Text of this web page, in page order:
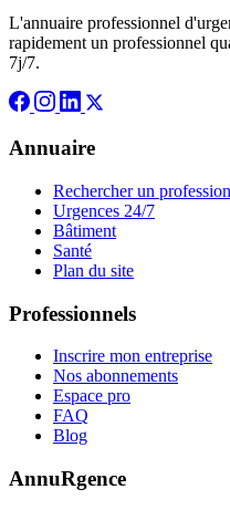
L'annuaire professionnel
rapidement un professionnel
7j/7.
Annuaire
Rechercher un
Urgences 24/7
Bâtiment
Santé
Plan du site
Professionnels
Inscrire mon entreprise
Nos abonnements
Espace pro
FAQ
Blog
AnnuRgence